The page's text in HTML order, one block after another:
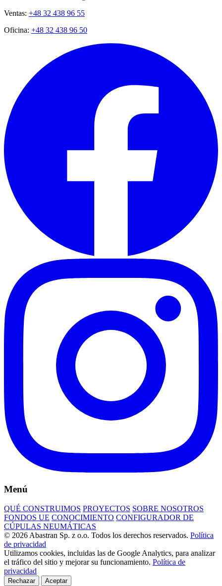
Ventas: +48 32 438 96 55
Oficina: +48 32 438 96 50
Menú
QUÉ CONSTRUIMOS PROYECTOS SOBRE NOSOTROS
FONDOS UE CONOCIMIENTO CONFIGURADOR DE
CÚPULAS NEUMÁTICAS
© 2026 Abastran Sp. z o.o. Todos los derechos reservados. Política
de privacidad
Utilizamos cookies, incluidas las de Google Analytics, para analizar
el tráfico del sitio y mejorar su funcionamiento. Política de
privacidad
Rechazar Aceptar